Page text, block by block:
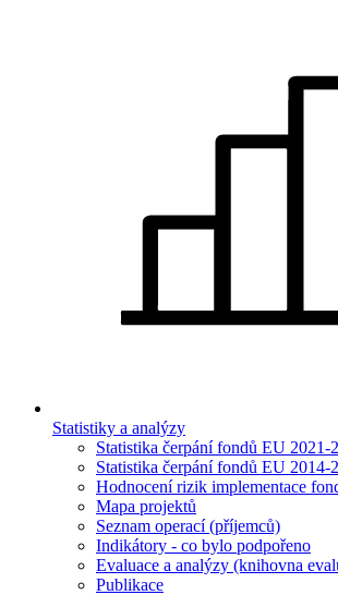
Statistiky a analýzy
Statistika čerpání fondů EU 2021-
Statistika čerpání fondů EU 2014-
Hodnocení rizik implementace
Mapa projektů
Seznam operací (příjemců)
Indikátory - co bylo podpořeno
Evaluace a analýzy (knihovna
Publikace